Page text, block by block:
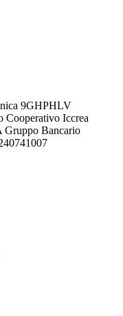
9GHPHLV
Cooperativo Iccrea
Gruppo Bancario